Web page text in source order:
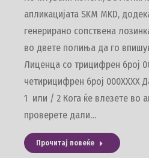
апликацијата SKM MKD,
генерирано сопствена
во двете полиња да го
Лиценца со трицифрен број
четирицифрен број 000ХХХХ
1 или / 2 Кога ќе влезете во
проверете дали…
Прочитај повеќе